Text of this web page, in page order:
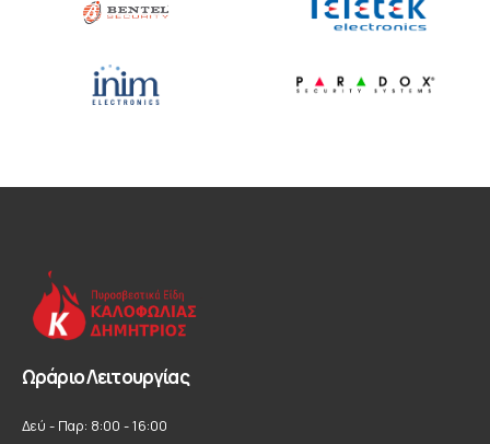
Ωράριο Λειτουργίας
Δεύ - Παρ: 8:00 - 16:00